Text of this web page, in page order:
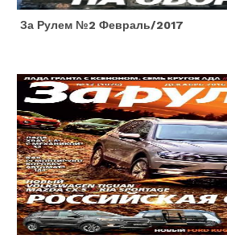
За Рулем №2 Февраль/2017